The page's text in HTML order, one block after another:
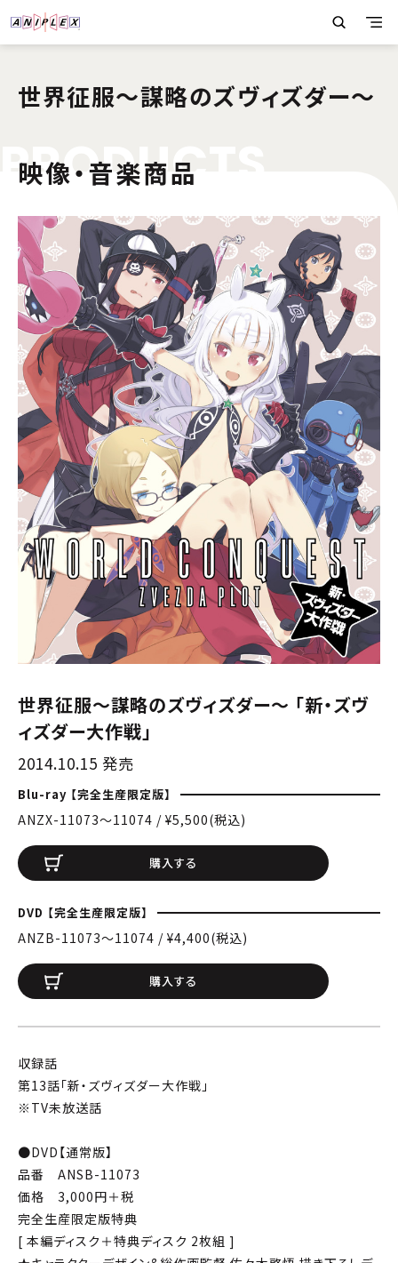
世界征服～謀略のズヴィズダー～
PRODUC
映像・音楽商品
世界征服～謀略のズヴィズダー～ 「新・ズヴ
ィズダー大作戦」
2014.10.15 発売
Blu-ray 【完全生産限定版】
ANZX-11073〜11074 / ¥5,500(税込)
購入する
DVD 【完全生産限定版】
ANZB-11073〜11074 / ¥4,400(税込)
購入する
収録話
第13話「新・ズヴィズダー大作戦」
※TV未放送話
●DVD【通常版】
品番 ANSB-11073
価格 3,000円＋税
完全生産限定版特典
[ 本編ディスク＋特典ディスク 2枚組 ]